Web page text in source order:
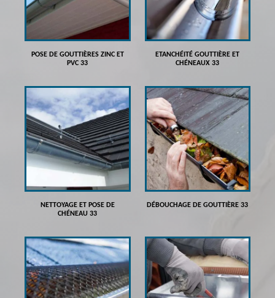
POSE DE GOUTTIÈRES ZINC ET
PVC 33
ETANCHÉITÉ GOUTTIÈRE ET
CHÉNEAUX 33
NETTOYAGE ET POSE DE
CHÉNEAU 33
DÉBOUCHAGE DE GOUTTIÈRE 33